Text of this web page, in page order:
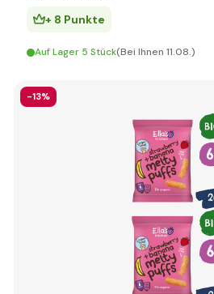
+ 8 Punkte
Auf Lager 5 Stück(Bei Ihnen 11.08.)
-13%